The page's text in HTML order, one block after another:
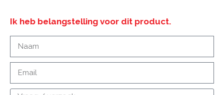
Ik heb belangstelling voor dit product.